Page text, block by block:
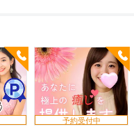
予約受付中